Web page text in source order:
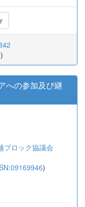
)
への参加及び継
ブロック協議会
)